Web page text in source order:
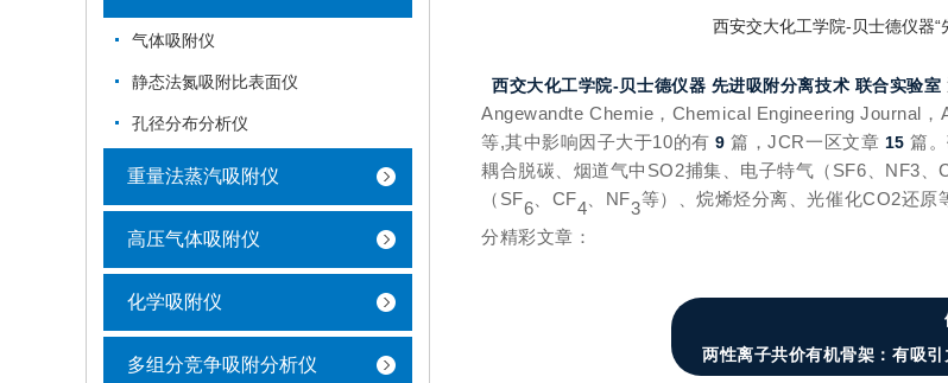
气体吸附仪
静态法氮吸附比表面仪
孔径分布分析仪
重量法蒸汽吸附仪
高压气体吸附仪
化学吸附仪
多组分竞争吸附分析仪
西安交大化工学院-贝士德仪器
西交大化工学院-贝士德仪器 先进吸附分离技术 联合实验室
Angewandte Chemie， Chemical Engineering Journal，
等,其中影响因子大于10的有9篇，JCR一区文章 15篇。
耦合脱碳、烟道气中SO2捕集、电子特气（SF6、NF3、
（SF6 、CF4 、NF3等）、烷烯烃分离、光催化CO2还原
分精彩文章：
两性离子共价有机骨架：有吸